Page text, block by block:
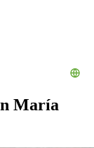
María